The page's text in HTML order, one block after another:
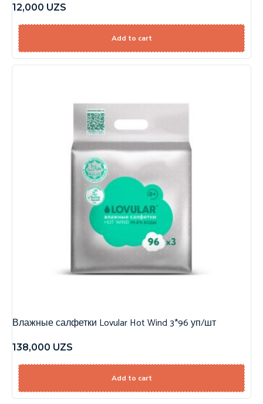
12,000 UZS
Add to cart
Влажные салфетки Lovular Hot Wind 3*96 уп/шт
138,000 UZS
Add to cart